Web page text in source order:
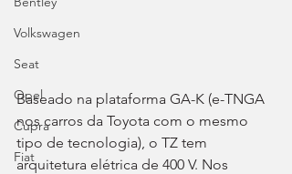
Volkswagen
Seat
Opel
Cupra
Fiat
Baseado na plataforma GA-K (e-TNGA
nos carros da Toyota com o mesmo
tipo de tecnologia), o TZ tem
arquitetura elétrica de 400 V. Nos